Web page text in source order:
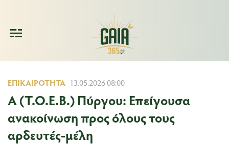
ΕΠΙΚΑΙΡΌΤΗΤΑ 13.05.2026 08:00
Α (Τ.Ο.Ε.Β.) Πύργου: Επείγουσα
ανακοίνωση προς όλους τους
αρδευτές-μέλη